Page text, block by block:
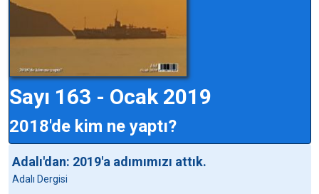
Sayı 163 - Ocak 2019
2018'de kim ne yaptı?
Adalı'dan: 2019'a adımımızı attık.
Adalı Dergisi